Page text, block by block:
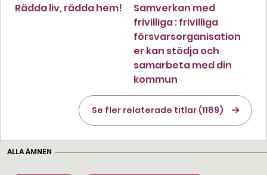
Rädda liv, rädda hem!
Samverkan med
frivilliga : frivilliga
försvarsorganisation
er kan stödja och
samarbeta med din
kommun
Se fler relaterade titlar (1189)
ALLA ÄMNEN